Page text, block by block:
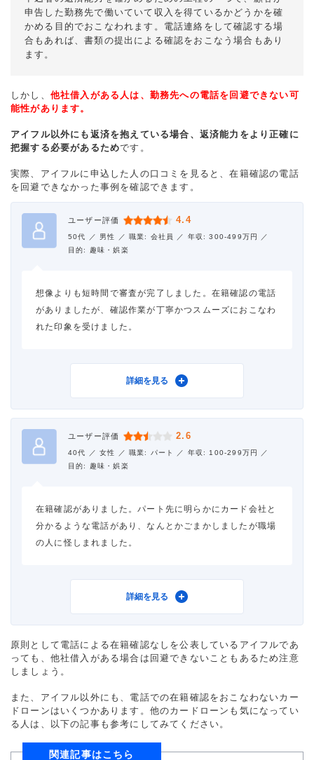
申告した勤務先で働いていて収入を得ているかどうかを確
かめる目的でおこなわれます。電話連絡をして確認する場
合もあれば、書類の提出による確認をおこなう場合もあり
ます。
しかし、 他社借入がある人は、勤務先への電話を回避できない可
能性があります。
アイフル以外にも返済を抱えている場合、返済能力をより正確に
把握する必要があるためです。
実際、アイフルに申込した人の口コミを見ると、在籍確認の電話
を回避できなかった事例を確認できます。
ユーザー評価 4.4
50代 ／ 男性 ／ 職業: 会社員 ／
年収: 300-499万円 ／
目的: 趣味・娯楽
想像よりも短時間で審査が完了しました。在籍確認の電話
がありましたが、確認作業が丁寧かつスムーズにおこなわ
れた印象を受けました。
アイフル
金利 年18.0%
借入事実の把握 誰も知らない
重視した点
詳細を見る
ユーザー評価 2.6
40代 ／ 女性 ／ 職業: パート ／
年収: 100-299万円 ／
目的: 趣味・娯楽
在籍確認がありました。パート先に明らかにカード会社と
分かるような電話があり、なんとかごまかしましたが職場
の人に怪しまれました。
アイフル
金利 年18.0%
審査時間 当日中
借入事実の把握 誰も知らない
詳細を見る
原則として電話による在籍確認なしを公表しているアイフルであ
っても、他社借入がある場合は回避できないこともあるため注意
しましょう。
また、アイフル以外にも、電話での在籍確認をおこなわないカー
ドローンはいくつかあります。他のカードローンも気になってい
る人は、以下の記事も参考にしてみてください。
関連記事はこちら